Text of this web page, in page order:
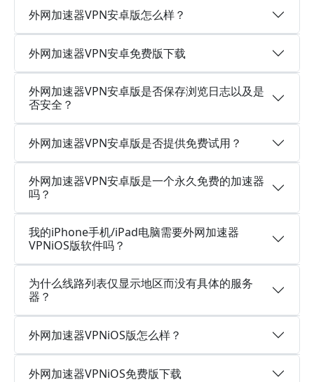
外网加速器VPN安卓版怎么样？
外网加速器VPN安卓免费版下载
外网加速器VPN安卓版是否保存浏览日志以及是
否安全？
外网加速器VPN安卓版是否提供免费试用？
外网加速器VPN安卓版是一个永久免费的加速器
吗？
我的iPhone手机/iPad电脑需要外网加速器
VPNiOS版软件吗？
为什么线路列表仅显示地区而没有具体的服务
器？
外网加速器VPNiOS版怎么样？
外网加速器VPNiOS免费版下载